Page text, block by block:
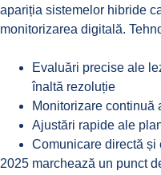
apariția sistemelor hibride
monitorizarea digitală.
Evaluări precise ale
înaltă rezoluție
Monitorizare continuă
Ajustări rapide ale
Comunicare directă
2025 marchează un punct